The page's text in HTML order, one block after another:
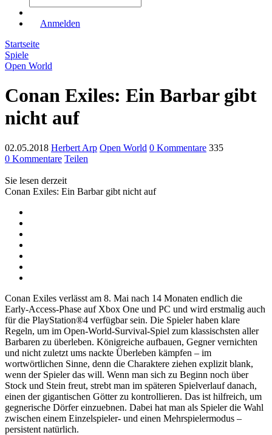
Anmelden
Startseite
Spiele
Open World
Conan Exiles: Ein Barbar gibt
nicht auf
02.05.2018 Herbert Arp Open World 0 Kommentare 335
0 Kommentare Teilen
Sie lesen derzeit
Conan Exiles: Ein Barbar gibt nicht auf
Conan Exiles verlässt am 8. Mai nach 14 Monaten endlich die
Early-Access-Phase auf Xbox One und PC und wird erstmalig auch
für die PlayStation®4 verfügbar sein. Die Spieler haben klare
Regeln, um im Open-World-Survival-Spiel zum klassischsten aller
Barbaren zu überleben. Königreiche aufbauen, Gegner vernichten
und nicht zuletzt ums nackte Überleben kämpfen – im
wortwörtlichen Sinne, denn die Charaktere ziehen explizit blank,
wenn der Spieler das will. Wenn man sich zu Beginn noch über
Stock und Stein freut, strebt man im späteren Spielverlauf danach,
einen der gigantischen Götter zu kontrollieren. Das ist hilfreich, um
gegnerische Dörfer einzuebnen. Dabei hat man als Spieler die Wahl
zwischen einem Einzelspieler- und einen Mehrspielermodus –
persistent natürlich.